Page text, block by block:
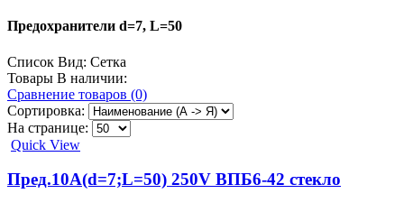
Предохранители d=7, L=50
Список Вид: Сетка
Товары В наличии:
Сравнение товаров (0)
Сортировка:
На странице:
Quick View
Пред.10А(d=7;L=50) 250V ВПБ6-42 стекло